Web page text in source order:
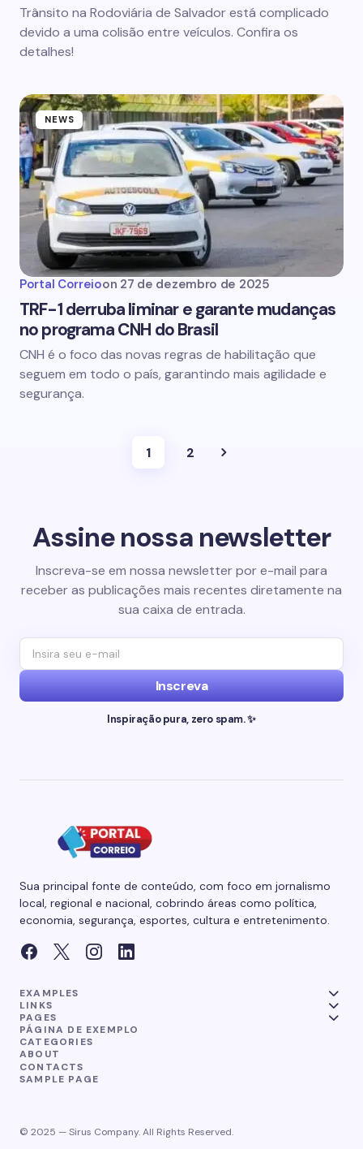
Trânsito na Rodoviária de Salvador está complicado
devido a uma colisão entre veículos. Confira os
detalhes!
NEWS
Portal Correioon 27 de dezembro de 2025
TRF-1 derruba liminar e garante mudanças
no programa CNH do Brasil
CNH é o foco das novas regras de habilitação que
seguem em todo o país, garantindo mais agilidade e
segurança.
1 2
Assine nossa newsletter
Inscreva-se em nossa newsletter por e-mail para
receber as publicações mais recentes diretamente na
sua caixa de entrada.
Inscreva
Inspiração pura, zero spam. ✨
Sua principal fonte de conteúdo, com foco em jornalismo
local, regional e nacional, cobrindo áreas como política,
economia, segurança, esportes, cultura e entretenimento.
EXAMPLES
LINKS
PAGES
PÁGINA DE EXEMPLO
CATEGORIES
ABOUT
CONTACTS
SAMPLE PAGE
© 2025 — Sirus Company. All Rights Reserved.